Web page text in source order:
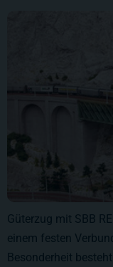
Güterzug mit SBB
einem festen
Besonderheit